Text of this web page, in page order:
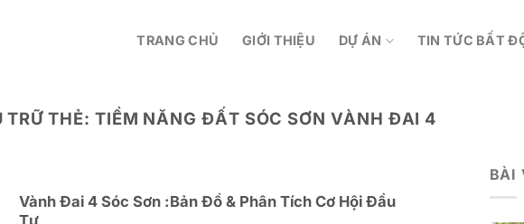
TRANG CHỦ GIỚI THIỆU DỰ ÁN TIN TỨC BẤT
TRỮ THẺ: TIỀM NĂNG ĐẤT SÓC SƠN VÀNH ĐAI 4
Vành Đai 4 Sóc Sơn :Bản Đồ & Phân Tích Cơ Hội Đầu
BÀI